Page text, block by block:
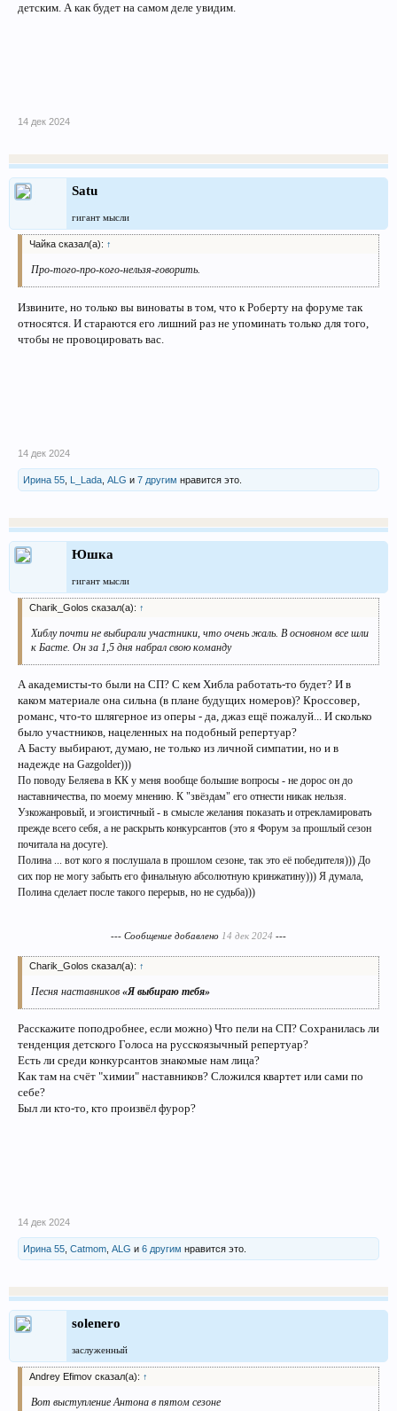
детским. А как будет на самом деле увидим.
14 дек 2024
Satu
гигант мысли
Чайка сказал(а): ↑
Про-того-про-кого-нельзя-говорить.
Извините, но только вы виноваты в том, что к Роберту на форуме так
относятся. И стараются его лишний раз не упоминать только для того,
чтобы не провоцировать вас.
14 дек 2024
Ирина 55 L_Lada ALG и 7 другим нравится это.
Юшка
гигант мысли
Charik_Golos сказал(а): ↑
Хиблу почти не выбирали участники, что очень жаль. В основном все шли
к Басте. Он за 1,5 дня набрал свою команду
А академисты-то были на СП? С кем Хибла работать-то будет? И в
каком материале она сильна (в плане будущих номеров)? Кроссовер,
романс, что-то шлягерное из оперы - да, джаз ещё пожалуй... И сколько
было участников, нацеленных на подобный репертуар?
А Басту выбирают, думаю, не только из личной симпатии, но и в
надежде на Gazgolder)))
По поводу Беляева в КК у меня вообще большие вопросы - не дорос он до
наставничества, по моему мнению. К "звёздам" его отнести никак нельзя.
Узкожанровый, и эгоистичный - в смысле желания показать и отрекламировать
прежде всего себя, а не раскрыть конкурсантов (это я Форум за прошлый сезон
почитала на досуге).
Полина ... вот кого я послушала в прошлом сезоне, так это её победителя))) До
сих пор не могу забыть его финальную абсолютную кринжатину))) Я думала,
Полина сделает после такого перерыв, но не судьба)))
--- Сообщение добавлено 14 дек 2024 ---
Charik_Golos сказал(а): ↑
Песня наставников «Я выбираю тебя»
Расскажите поподробнее, если можно) Что пели на СП? Сохранилась ли
тенденция детского Голоса на русскоязычный репертуар?
Есть ли среди конкурсантов знакомые нам лица?
Как там на счёт "химии" наставников? Сложился квартет или сами по
себе?
Был ли кто-то, кто произвёл фурор?
14 дек 2024
Ирина 55 Catmom ALG и 6 другим нравится это.
solenero
заслуженный
Andrey Efimov сказал(а): ↑
Вот выступление Антона в пятом сезоне